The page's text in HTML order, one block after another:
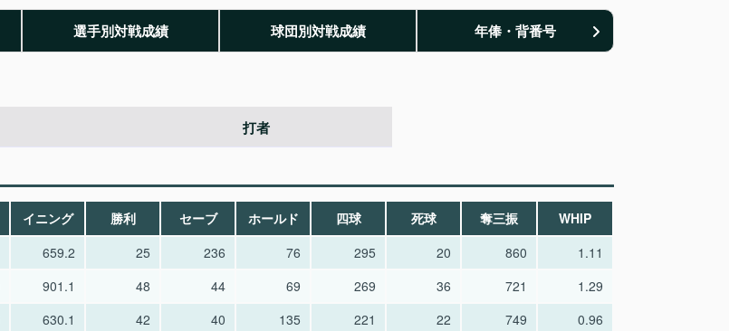
選手別対戦成績 球団別対戦成績 年俸・背番号
打者
イニング 勝利 セーブ ホールド 四球 死球 奪三振
WHIP
659.2 25 236 76 295 20 860
1.11
901.1 48 44 69 269 36 721
1.29
630.1 42 40 135 221 22 749
0.96